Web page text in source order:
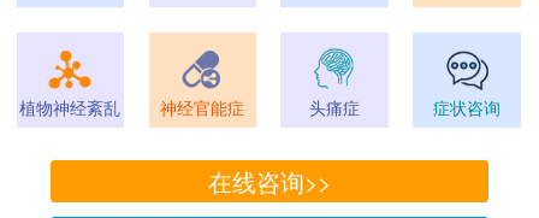
植物神经紊乱 神经官能症 头痛症 症状咨询
在线咨询>>